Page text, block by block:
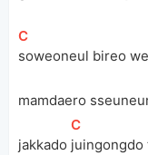
[
C
soweoneul bireo
mamdaero
jakkado
[
C
juingongdo